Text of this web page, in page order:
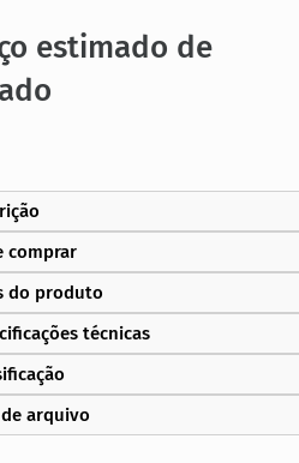
estimado de
comprar
do produto
técnicas
arquivo